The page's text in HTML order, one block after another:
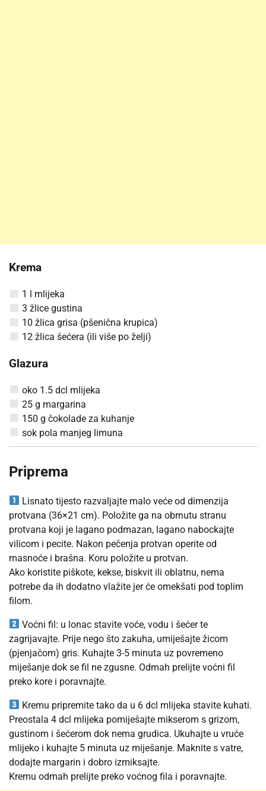
Krema
1 l mlijeka
3 žlice gustina
10 žlica grisa (pšenična krupica)
12 žlica šećera (ili više po želji)
Glazura
oko 1.5 dcl mlijeka
25 g margarina
150 g čokolade za kuhanje
sok pola manjeg limuna
Priprema
Lisnato tijesto razvaljajte malo veće od dimenzija
protvana (36×21 cm). Položite ga na obrnutu stranu
protvana koji je lagano podmazan, lagano nabockajte
vilicom i pecite. Nakon pečenja protvan operite od
masnoće i brašna. Koru položite u protvan.
Ako koristite piškote, kekse, biskvit ili oblatnu, nema
potrebe da ih dodatno vlažite jer će omekšati pod toplim
filom.
Voćni fil: u lonac stavite voće, vodu i šećer te
zagrijavajte. Prije nego što zakuha, umiješajte žicom
(pjenjačom) gris. Kuhajte 3-5 minuta uz povremeno
miješanje dok se fil ne zgusne. Odmah prelijte voćni fil
preko kore i poravnajte.
Kremu pripremite tako da u 6 dcl mlijeka stavite kuhati.
Preostala 4 dcl mlijeka pomiješajte mikserom s grizom,
gustinom i šećerom dok nema grudica. Ukuhajte u vruće
mlijeko i kuhajte 5 minuta uz miješanje. Maknite s vatre,
dodajte margarin i dobro izmiksajte.
Kremu odmah prelijte preko voćnog fila i poravnajte.